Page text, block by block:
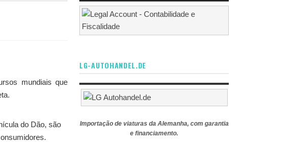
mundiais que
do Dão, são
LG-AUTOHANDEL.DE
Importação de viaturas da Alemanha, com garantia
e financiamento.